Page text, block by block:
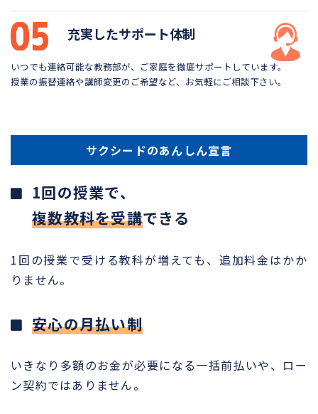
充実したサポート体制
いつでも連絡可能な教務部が、ご家庭を徹底サポートしています。
授業の振替連絡や講師変更のご希望など、お気軽にご相談下さい。
サクシードのあんしん宣言
1回の授業で、
複数教科を受講できる
1回の授業で受ける教科が増えても、追加料金はかか
りません。
安心の月払い制
いきなり多額のお金が必要になる一括前払いや、ロー
ン契約ではありません。